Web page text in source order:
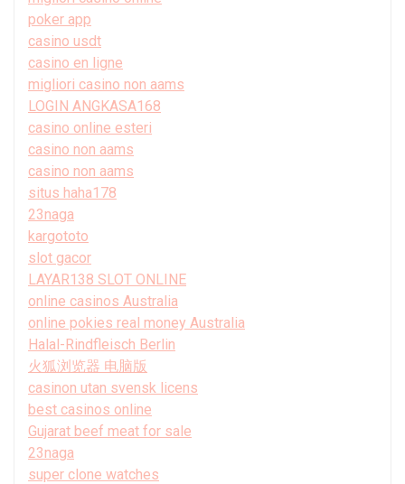
poker app
casino usdt
casino en ligne
migliori casino non aams
LOGIN ANGKASA168
casino online esteri
casino non aams
casino non aams
situs haha178
23naga
kargototo
slot gacor
LAYAR138 SLOT ONLINE
online casinos Australia
online pokies real money Australia
Halal-Rindfleisch Berlin
火狐浏览器 电脑版
casinon utan svensk licens
best casinos online
Gujarat beef meat for sale
23naga
super clone watches